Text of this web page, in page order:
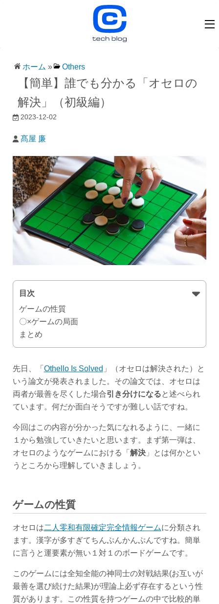
ホーム » Others
【簡単】誰でも分かる「オセロの
解決」（初級編）
2023-12-02
髙屋 廉
目次
ゲームの性質
〇×ゲームの局面
まとめ
先日、「 Othello Is Solved 」（オセロは解決された）と
いう論文が発表されました。その論文では、オセロは
両者が最善を尽くした場合引き分けになると述べられ
ています。何だか面白そうですが難しい話ですね。
今回はこの内容が分かった気になれるように、一緒に
１から勉強していきたいと思います。まず第一弾は、
オセロのようなゲームにおける「 解決」とは何かとい
うところから理解していきましょう。
ゲームの性質
オセロは二人零和有限確定完全情報ゲームに分類され
ます。漢字が多すぎてちんぷんかんぷんですね。簡単
に言うと運要素が無い１対１のボードゲームです。
このゲームには全知全能の神同士の対戦結果(お互いが
最善を選び続けた結果)が理論上必ず存在するという性
質があります。この性質を持つゲームの中で比較的単